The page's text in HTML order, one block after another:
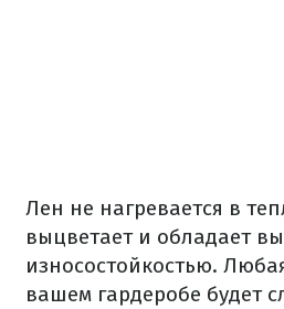
Лен не нагревается в
выцветает и обладает
износостойкостью.
вашем гардеробе будет